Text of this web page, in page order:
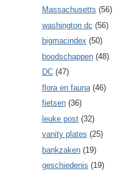
Massachusetts (56)
washington dc (56)
bigmacindex (50)
boodschappen (48)
DC (47)
flora en fauna (46)
fietsen (36)
leuke post (32)
vanity plates (25)
bankzaken (19)
geschiedenis (19)